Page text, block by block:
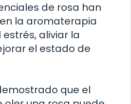
de rosa han
la aromaterapia
aliviar la
el estado de
que el